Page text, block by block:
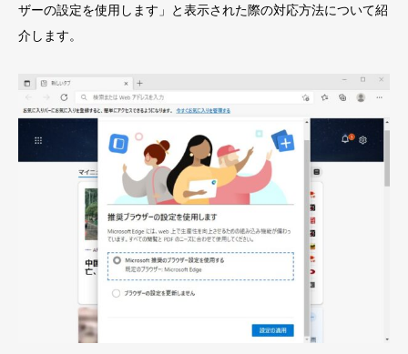
ザーの設定を使用します」と表示された際の対応方法について紹
介します。